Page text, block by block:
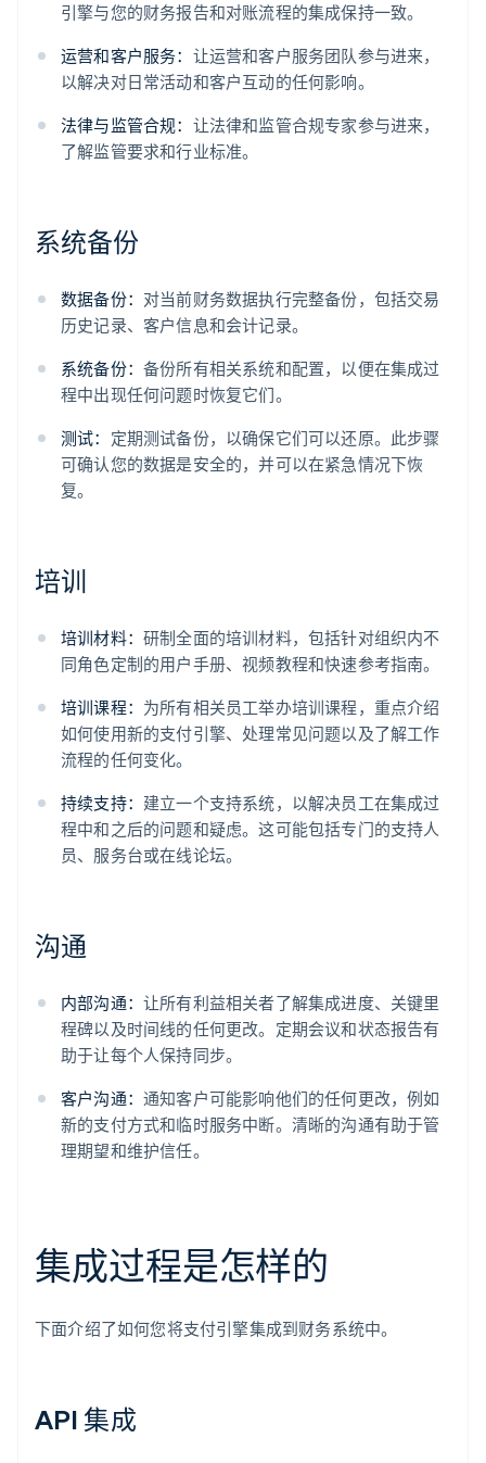
引擎与您的财务报告和对账流程的集成保持一致。
运营和客户服务： 让运营和客户服务团队参与进来，
以解决对日常活动和客户互动的任何影响。
法律与监管合规： 让法律和监管合规专家参与进来，
了解监管要求和行业标准。
系统备份
数据备份： 对当前财务数据执行完整备份，包括交易
历史记录、客户信息和会计记录。
系统备份： 备份所有相关系统和配置，以便在集成过
程中出现任何问题时恢复它们。
测试： 定期测试备份，以确保它们可以还原。此步骤
可确认您的数据是安全的，并可以在紧急情况下恢
复。
培训
培训材料： 研制全面的培训材料，包括针对组织内不
同角色定制的用户手册、视频教程和快速参考指南。
培训课程： 为所有相关员工举办培训课程，重点介绍
如何使用新的支付引擎、处理常见问题以及了解工作
流程的任何变化。
持续支持： 建立一个支持系统，以解决员工在集成过
程中和之后的问题和疑虑。这可能包括专门的支持人
员、服务台或在线论坛。
沟通
内部沟通： 让所有利益相关者了解集成进度、关键里
程碑以及时间线的任何更改。定期会议和状态报告有
助于让每个人保持同步。
客户沟通： 通知客户可能影响他们的任何更改，例如
新的支付方式和临时服务中断。清晰的沟通有助于管
理期望和维护信任。
集成过程是怎样的
下面介绍了如何您将支付引擎集成到财务系统中。
API 集成